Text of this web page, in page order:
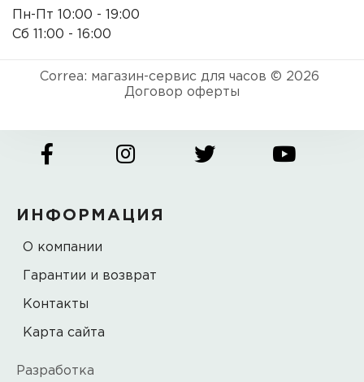
Пн-Пт 10:00 - 19:00
Сб 11:00 - 16:00
Correa: магазин-сервис для часов © 2026
Договор оферты
ИНФОРМАЦИЯ
О компании
Гарантии и возврат
Контакты
Карта сайта
Разработка